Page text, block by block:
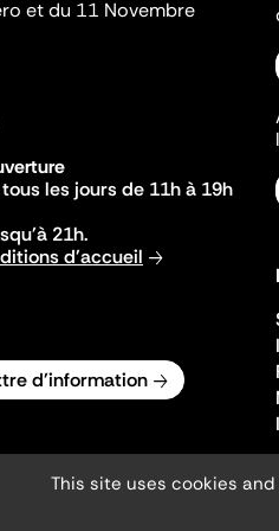
et du 11 Novembre
les jours de 11h à 19h
21h.
d'accueil
d'information
This site uses cookies